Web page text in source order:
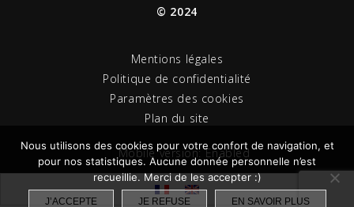
© 2024
Mentions légales
Politique de confidentialité
Paramètres des cookies
Plan du site
Mobile version:Enabled
Nous utilisons des cookies pour votre confort de navigation, et
pour nos statistiques. Aucune donnée personnelle n’est
recueillie. Merci de les accepter :)
J’ACCEPTE JE REFUSE EN SAVOIR PLUS